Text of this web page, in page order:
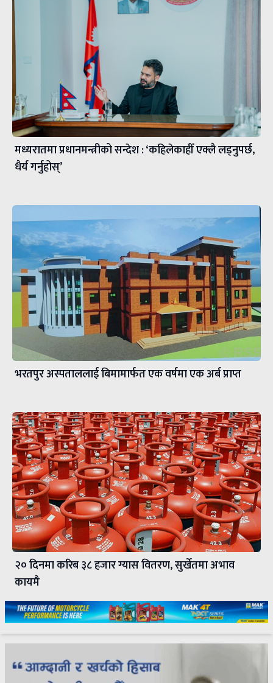
मध्यरातमा प्रधानमन्त्रीको सन्देश : ‘कहिलेकाहीँ एक्लै लड्नुपर्छ,
धैर्य गर्नुहोस्’
भरतपुर अस्पताललाई बिमामार्फत एक वर्षमा एक अर्ब प्राप्त
२० दिनमा करिब ३८ हजार ग्यास वितरण, सुर्खेतमा अभाव
कायमै